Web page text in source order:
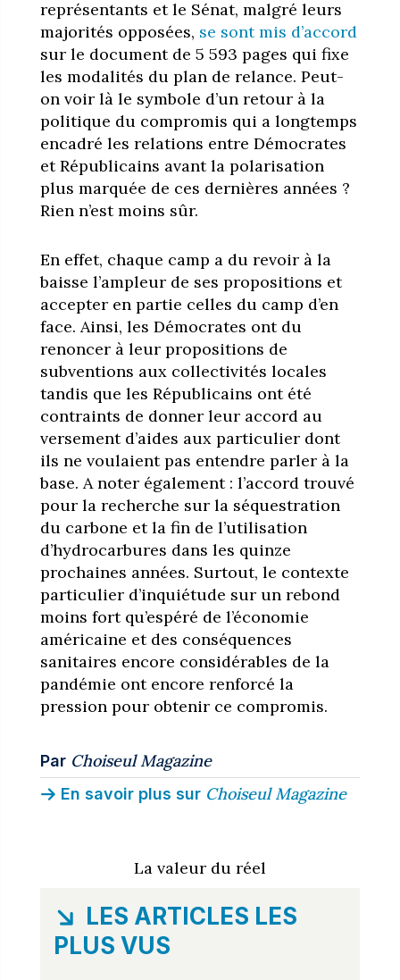
représentants et le Sénat, malgré leurs
majorités opposées, se sont mis d’accord
sur le document de 5 593 pages qui fixe
les modalités du plan de relance. Peut-
on voir là le symbole d’un retour à la
politique du compromis qui a longtemps
encadré les relations entre Démocrates
et Républicains avant la polarisation
plus marquée de ces dernières années ?
Rien n’est moins sûr.
En effet, chaque camp a du revoir à la
baisse l’ampleur de ses propositions et
accepter en partie celles du camp d’en
face. Ainsi, les Démocrates ont du
renoncer à leur propositions de
subventions aux collectivités locales
tandis que les Républicains ont été
contraints de donner leur accord au
versement d’aides aux particulier dont
ils ne voulaient pas entendre parler à la
base. A noter également : l’accord trouvé
pour la recherche sur la séquestration
du carbone et la fin de l’utilisation
d’hydrocarbures dans les quinze
prochaines années. Surtout, le contexte
particulier d’inquiétude sur un rebond
moins fort qu’espéré de l’économie
américaine et des conséquences
sanitaires encore considérables de la
pandémie ont encore renforcé la
pression pour obtenir ce compromis.
Par Choiseul Magazine
En savoir plus sur Choiseul Magazine
La valeur du réel
LES ARTICLES LES
PLUS VUS